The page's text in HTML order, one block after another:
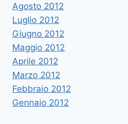
Agosto 2012
Luglio 2012
Giugno 2012
Maggio 2012
Aprile 2012
Marzo 2012
Febbraio 2012
Gennaio 2012